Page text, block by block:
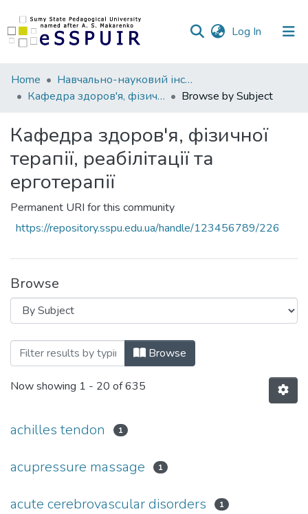
Log In (current)
Communities
&
All of DSpace
Home
Навчально-науковий інститут фізичної культури
Кафедра здоров'я, фізичної терапії, реабілітації та ерготерапії
Browse by Subject
Кафедра здоров'я, фізичної
терапії, реабілітації та
ерготерапії
Permanent URI for this community
https://repository.sspu.edu.ua/handle/123456789/226
Browse
Browsing Кафедра здоров'я, фізичної
Browse
Now showing 1 - 20 of 635
achilles tendon 1
acupressure massage 1
acute cerebrovascular disorders 1